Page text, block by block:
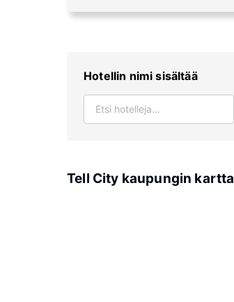
Hotellin nimi sisältää
Tell City kaupungin kartta